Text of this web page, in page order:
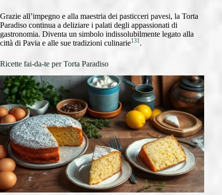
Grazie all’impegno e alla maestria dei pasticceri pavesi, la Torta
Paradiso continua a deliziare i palati degli appassionati di
gastronomia. Diventa un simbolo indissolubilmente legato alla
città di Pavia e alle sue tradizioni culinarie131 .
Ricette fai-da-te per Torta Paradiso